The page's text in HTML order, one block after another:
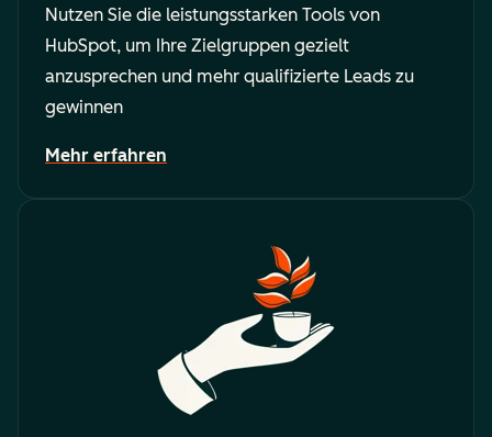
Nutzen Sie die leistungsstarken Tools von
HubSpot, um Ihre Zielgruppen gezielt
anzusprechen und mehr qualifizierte Leads zu
gewinnen
Mehr erfahren